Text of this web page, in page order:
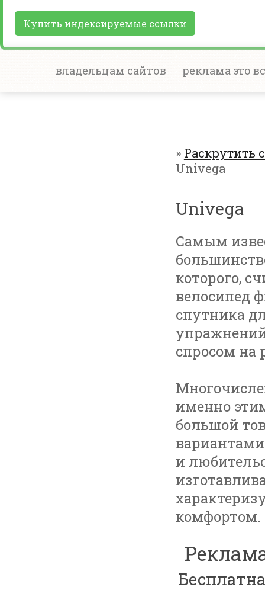
Купить индексируемые ссылки
владельцам сайтов реклама это
» Раскрутить
Univega
Univega
Самым
которого,
велосипед
спутника
спросом на
именно
большой
и
комфортом.